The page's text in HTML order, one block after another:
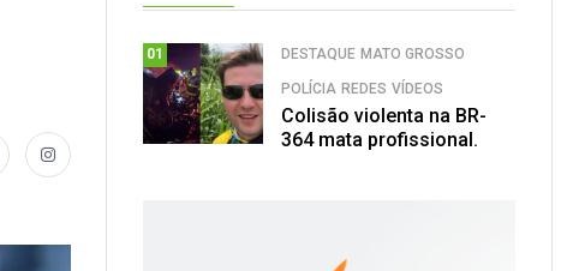
01 DESTAQUE MATO GROSSO
POLÍCIA REDES VÍDEOS
Colisão violenta na BR-
364 mata profissional.